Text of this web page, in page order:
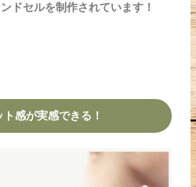
ドセルを制作されています！
感が実感できる！